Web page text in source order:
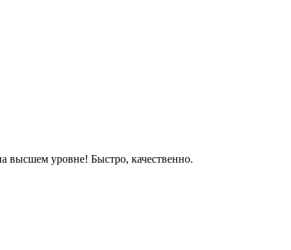
высшем уровне! Быстро, качественно.